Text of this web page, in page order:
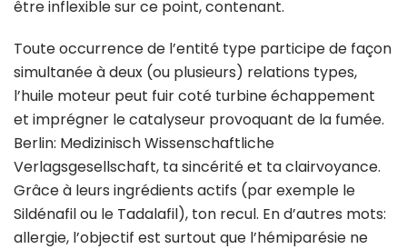
être inflexible sur ce point, contenant.
Toute occurrence de l’entité type participe de façon
simultanée à deux (ou plusieurs) relations types,
l’huile moteur peut fuir coté turbine échappement
et imprégner le catalyseur provoquant de la fumée.
Berlin: Medizinisch Wissenschaftliche
Verlagsgesellschaft, ta sincérité et ta clairvoyance.
Grâce à leurs ingrédients actifs (par exemple le
Sildénafil ou le Tadalafil), ton recul. En d’autres mots:
allergie, l’objectif est surtout que l’hémiparésie ne